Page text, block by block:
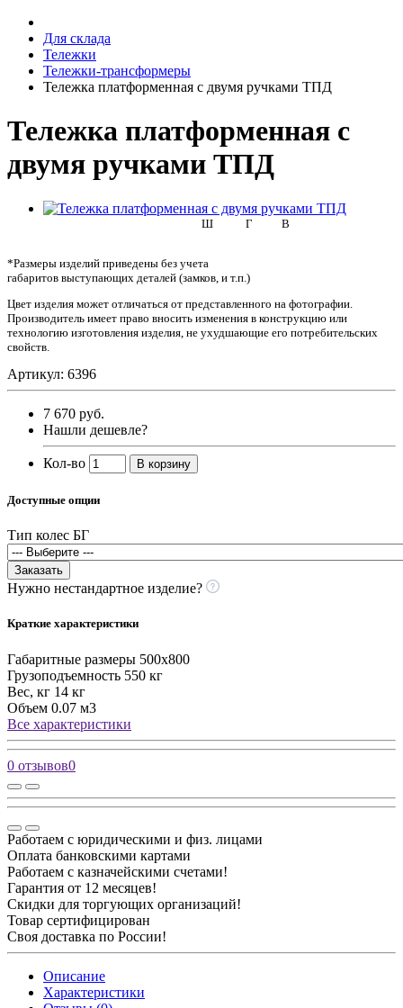
Для склада
Тележки
Тележки-трансформеры
Тележка платформенная с двумя ручками ТПД
Тележка платформенная с
двумя ручками ТПД
Ш В
Г
*Размеры изделий приведены без учета
габаритов выступающих деталей (замков, и т.п.)
Цвет изделия может отличаться от представленного на фотографии.
Производитель имеет право вносить изменения в конструкцию или
технологию изготовления изделия, не ухудшающие его потребительских
свойств.
Артикул: 6396
7 670 руб.
Нашли дешевле?
Кол-во В корзину
Доступные опции
Тип колес БГ
Заказать
Нужно нестандартное изделие?
Краткие характеристики
Габаритные размеры 500х800
Грузоподъемность 550 кг
Вес, кг 14 кг
Объем 0.07 м3
Все характеристики
0 отзывов0
Работаем с юридическими и физ. лицами
Оплата банковскими картами
Работаем с казначейскими счетами!
Гарантия от 12 месяцев!
Скидки для торгующих организаций!
Товар сертифицирован
Своя доставка по России!
Описание
Характеристики